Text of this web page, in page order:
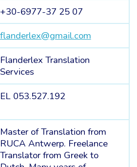
+30-6977-37 25 07
flanderlex@gmail.com
Flanderlex Translation
Services
EL 053.527.192
Master of Translation from
RUCA Antwerp. Freelance
Translator from Greek to